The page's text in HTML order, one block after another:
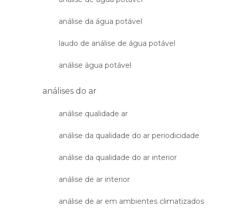
análise da água potável
laudo de análise de água potável
análise água potável
análises do ar
análise qualidade ar
análise da qualidade do ar periodicidade
análise da qualidade do ar interior
análise de ar interior
análise de ar em ambientes climatizados